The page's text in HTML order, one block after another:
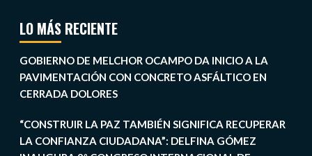
LO MÁS RECIENTE
GOBIERNO DE MELCHOR OCAMPO DA INICIO A LA
PAVIMENTACIÓN CON CONCRETO ASFÁLTICO EN
CERRADA DOLORES
“CONSTRUIR LA PAZ TAMBIÉN SIGNIFICA RECUPERAR
LA CONFIANZA CIUDADANA”: DELFINA GÓMEZ